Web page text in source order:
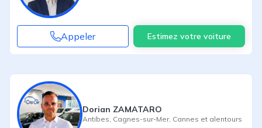
Appeler Estimez votre voiture
Dorian ZAMATARO
Antibes Cagnes-sur-Mer, Cannes et alentours